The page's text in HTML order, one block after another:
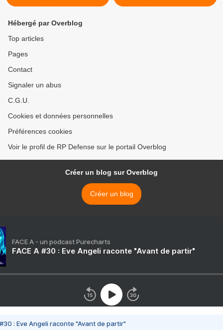
Hébergé par Overblog
Top articles
Pages
Contact
Signaler un abus
C.G.U.
Cookies et données personnelles
Préférences cookies
Voir le profil de RP Defense sur le portail Overblog
Créer un blog sur Overblog
Créer un blog
FACE A - un podcast Purecharts
FACE A #30 : Eve Angeli raconte "Avant de partir"
#30 : Eve Angeli raconte "Avant de partir"